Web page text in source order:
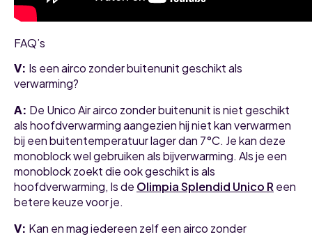
FAQ’s
V: Is een airco zonder buitenunit geschikt als
verwarming?
A: De Unico Air airco zonder buitenunit is niet geschikt
als hoofdverwarming aangezien hij niet kan verwarmen
bij een buitentemperatuur lager dan 7°C. Je kan deze
monoblock wel gebruiken als bijverwarming. Als je een
monoblock zoekt die ook geschikt is als
hoofdverwarming, Is de Olimpia Splendid Unico Reen
betere keuze voor je.
V: Kan en mag iedereen zelf een airco zonder